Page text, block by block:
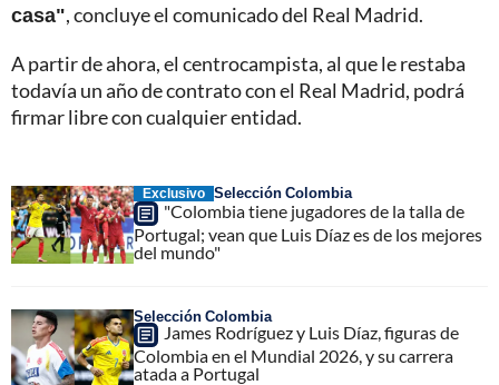
casa", concluye el comunicado del Real Madrid.
A partir de ahora, el centrocampista, al que le restaba
todavía un año de contrato con el Real Madrid, podrá
firmar libre con cualquier entidad.
Exclusivo Selección Colombia
"Colombia tiene jugadores de la talla de
Portugal; vean que Luis Díaz es de los mejores
del mundo"
Selección Colombia
James Rodríguez y Luis Díaz, figuras de
Colombia en el Mundial 2026, y su carrera
atada a Portugal